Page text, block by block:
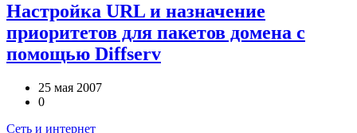
Настройка URL и назначение
приоритетов для пакетов домена с
помощью Diffserv
25 мая 2007
0
Сеть и интернет